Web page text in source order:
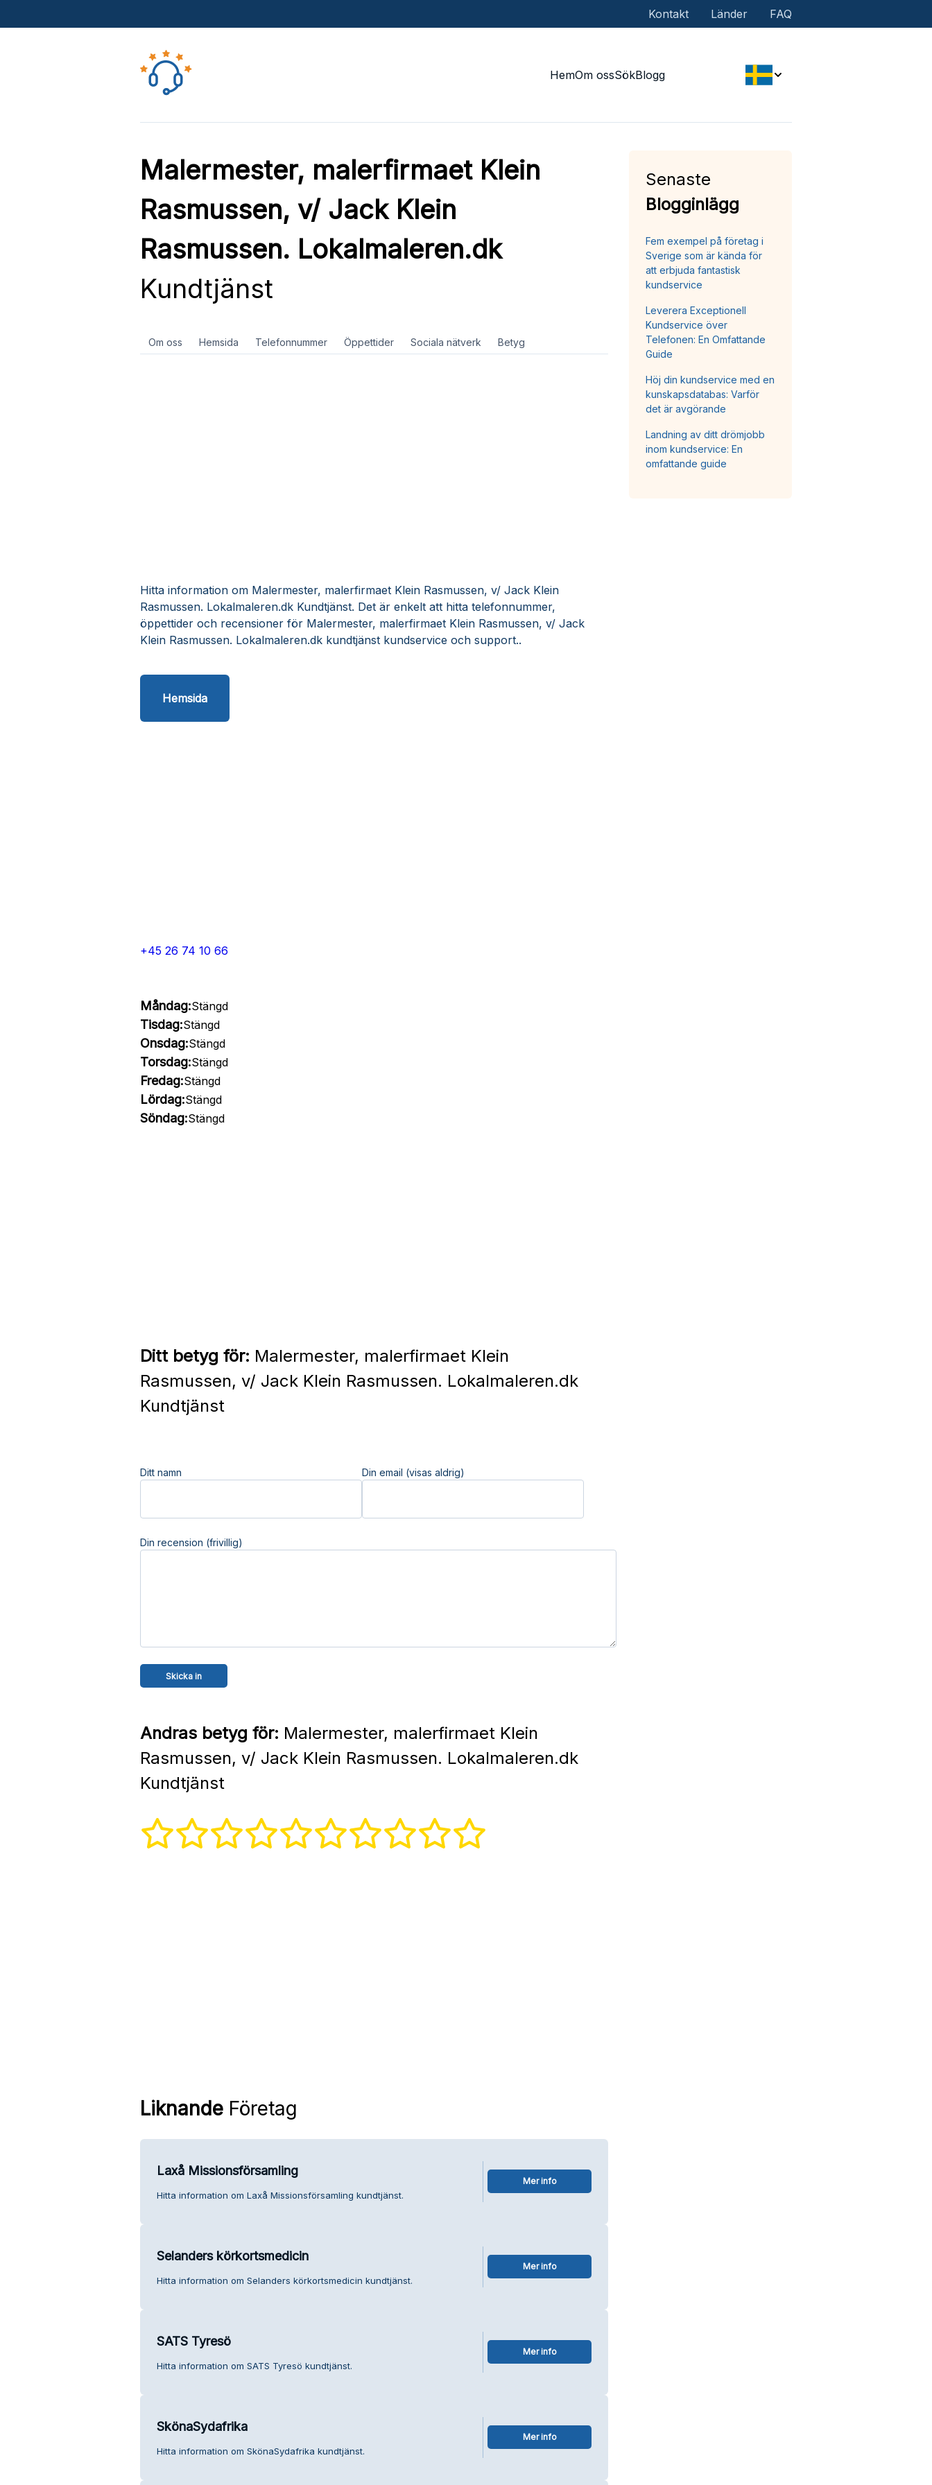
Kontakt Länder FAQ
HemOm ossSökBlogg
Malermester, malerfirmaet Klein
Rasmussen, v/ Jack Klein
Rasmussen. Lokalmaleren.dk
Kundtjänst
Om oss Hemsida Telefonnummer Öppettider Sociala nätverk Betyg
Hitta information om Malermester, malerfirmaet Klein Rasmussen, v/ Jack Klein
Rasmussen. Lokalmaleren.dk Kundtjänst. Det är enkelt att hitta telefonnummer,
öppettider och recensioner för Malermester, malerfirmaet Klein Rasmussen, v/ Jack
Klein Rasmussen. Lokalmaleren.dk kundtjänst kundservice och support..
Hemsida
+45 26 74 10 66
Måndag:Stängd
Tisdag:Stängd
Onsdag:Stängd
Torsdag:Stängd
Fredag:Stängd
Lördag:Stängd
Söndag:Stängd
Ditt betyg för: Malermester, malerfirmaet Klein
Rasmussen, v/ Jack Klein Rasmussen. Lokalmaleren.dk
Kundtjänst
Ditt namn Din email (visas aldrig)
Din recension (frivillig)
Andras betyg för: Malermester, malerfirmaet Klein
Rasmussen, v/ Jack Klein Rasmussen. Lokalmaleren.dk
Kundtjänst
LiknandeFöretag
Laxå Missionsförsamling
Hitta information om Laxå Missionsförsamling kundtjänst.
Mer info
Selanders körkortsmedicin
Hitta information om Selanders körkortsmedicin kundtjänst.
Mer info
SATS Tyresö
Hitta information om SATS Tyresö kundtjänst.
Mer info
SkönaSydafrika
Hitta information om SkönaSydafrika kundtjänst.
Mer info
Senaste
Blogginlägg
Fem exempel på företag i
Sverige som är kända för
att erbjuda fantastisk
kundservice
Leverera Exceptionell
Kundservice över
Telefonen: En Omfattande
Guide
Höj din kundservice med en
kunskapsdatabas: Varför
det är avgörande
Landning av ditt drömjobb
inom kundservice: En
omfattande guide